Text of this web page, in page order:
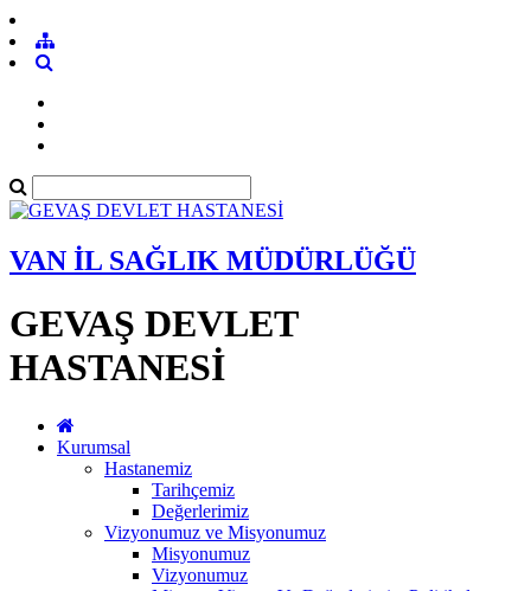
VAN İL SAĞLIK MÜDÜRLÜĞÜ
GEVAŞ DEVLET
HASTANESİ
Kurumsal
Hastanemiz
Tarihçemiz
Değerlerimiz
Vizyonumuz ve Misyonumuz
Misyonumuz
Vizyonumuz